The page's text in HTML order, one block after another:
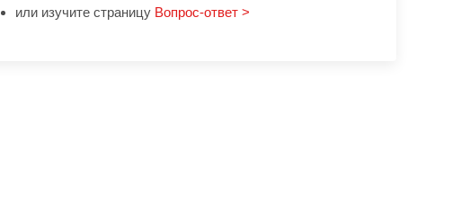
или изучите страницу Вопрос-ответ >